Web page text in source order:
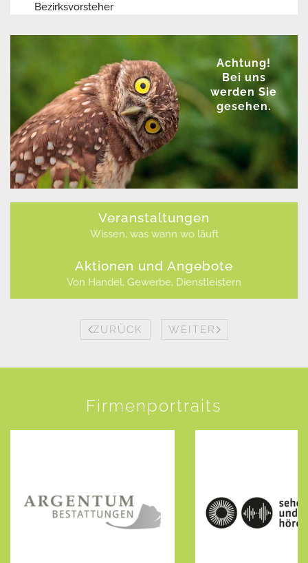
Bezirksvorsteher
Achtung!
Bei uns
werden Sie
gesehen.
Veranstaltungen
Wissen, was wann wo läuft
Aktionen und Angebote
Von Handel, Gewerbe, Dienstleistern
ZURÜCK WEITER
Firmenportraits